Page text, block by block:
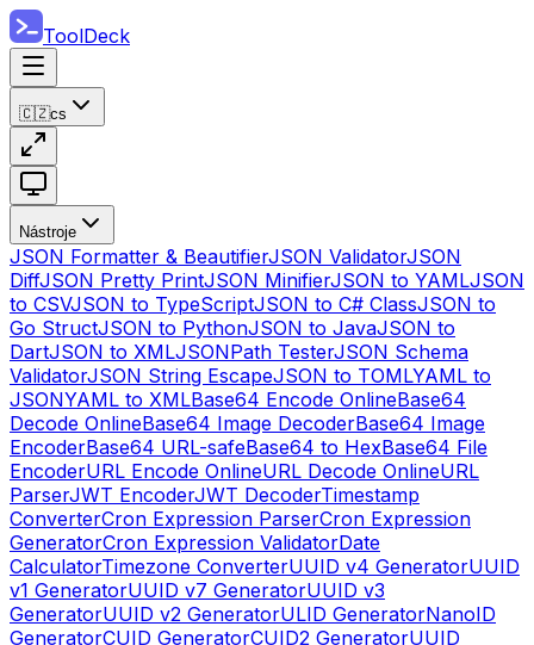
ToolDeck
🇨🇿cs
Nástroje
JSON Formatter & BeautifierJSON ValidatorJSON
DiffJSON Pretty PrintJSON MinifierJSON to YAMLJSON
to CSVJSON to TypeScriptJSON to C# ClassJSON to
Go StructJSON to PythonJSON to JavaJSON to
DartJSON to XMLJSONPath TesterJSON Schema
ValidatorJSON String EscapeJSON to TOMLYAML to
JSONYAML to XMLBase64 Encode OnlineBase64
Decode OnlineBase64 Image DecoderBase64 Image
EncoderBase64 URL-safeBase64 to HexBase64 File
EncoderURL Encode OnlineURL Decode OnlineURL
ParserJWT EncoderJWT DecoderTimestamp
ConverterCron Expression ParserCron Expression
GeneratorCron Expression ValidatorDate
CalculatorTimezone ConverterUUID v4 GeneratorUUID
v1 GeneratorUUID v7 GeneratorUUID v3
GeneratorUUID v2 GeneratorULID GeneratorNanoID
GeneratorCUID GeneratorCUID2 GeneratorUUID